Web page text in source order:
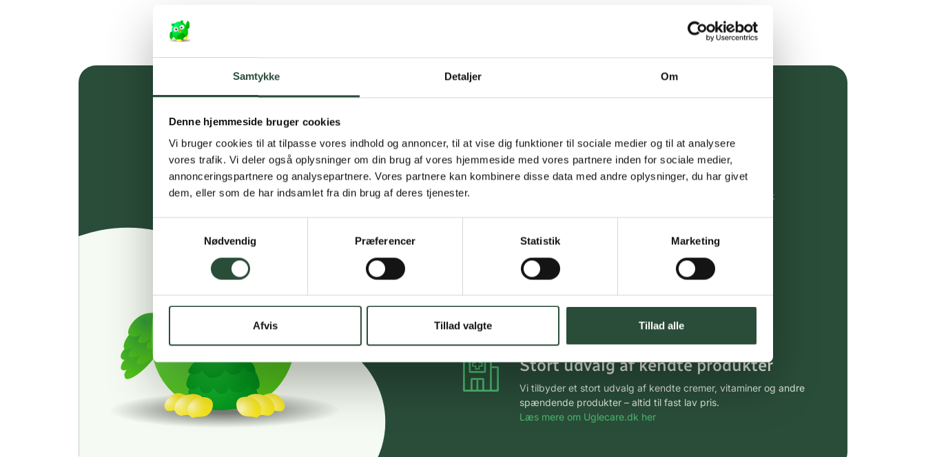
Samtykke Detaljer Om
Denne hjemmeside bruger cookies
Vi bruger cookies til at tilpasse vores indhold og annoncer, til at vise dig funktioner til sociale medier og til at analysere
vores trafik. Vi deler også oplysninger om din brug af vores hjemmeside med vores partnere inden for sociale medier,
annonceringspartnere og analysepartnere. Vores partnere kan kombinere disse data med andre oplysninger, du har givet
dem, eller som de har indsamlet fra din brug af deres tjenester.
Nødvendig
Præferencer Statistik Marketing
Afvis Tillad valgte Tillad alle
Personlig rådgivning
kundeservice@uglecare.dk
Hurtig levering (30 min. i Kbh)
Hurtigt leveringen via GLS, og DAO
Faste lave priser*
*Gælder ikke ernæringsprodukter.
Stort udvalg af kendte produkter
Vi tilbyder et stort udvalg af kendte cremer, vitaminer og andre
spændende produkter – altid til fast lav pris.
Læs mere om Uglecare.dk her